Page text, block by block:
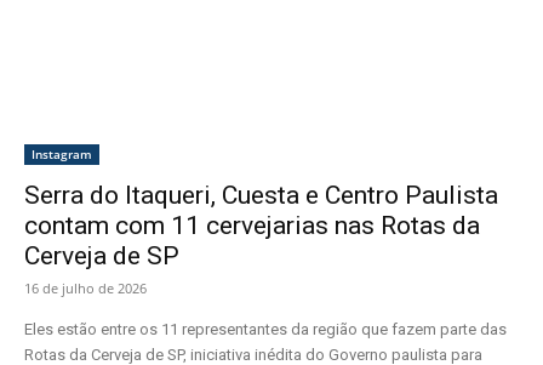
Instagram
Serra do Itaqueri, Cuesta e Centro Paulista
contam com 11 cervejarias nas Rotas da
Cerveja de SP
16 de julho de 2026
Eles estão entre os 11 representantes da região que fazem parte das
Rotas da Cerveja de SP, iniciativa inédita do Governo paulista para